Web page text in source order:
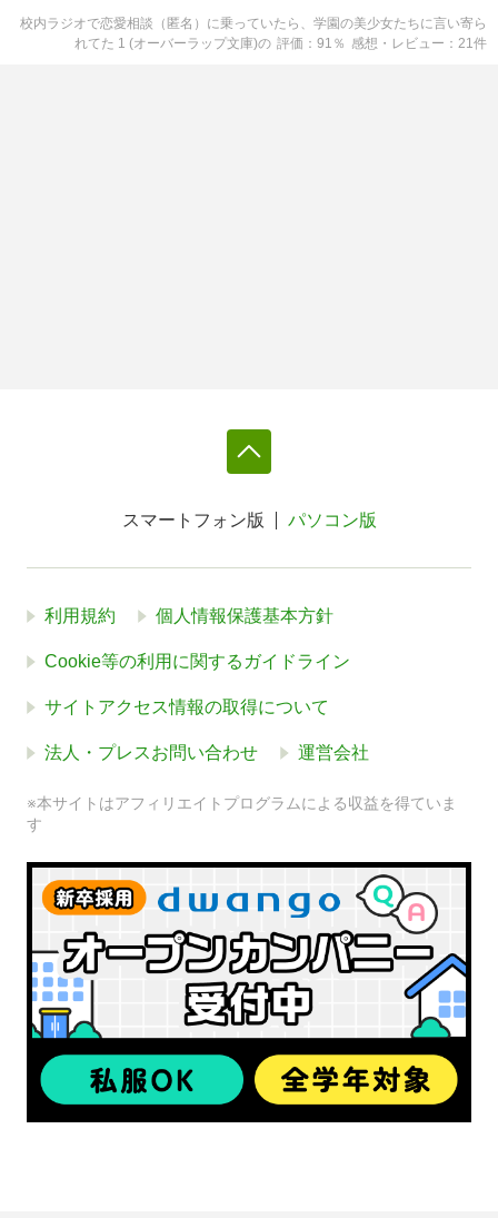
校内ラジオで恋愛相談（匿名）に乗っていたら、学園の美少女たちに言い寄ら
れてた 1 (オーバーラップ文庫)の 評価 91 ％ 感想・レビュー 21件
スマートフォン版 パソコン版
利用規約 個人情報保護基本方針
Cookie等の利用に関するガイドライン
サイトアクセス情報の取得について
法人・プレスお問い合わせ 運営会社
※本サイトはアフィリエイトプログラムによる収益を得ていま
す